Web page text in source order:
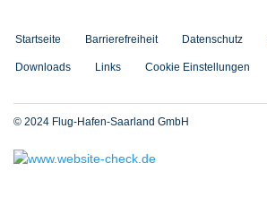
Startseite Barrierefreiheit Datenschutz
Downloads Links Cookie Einstellungen
© 2024 Flug-Hafen-Saarland GmbH